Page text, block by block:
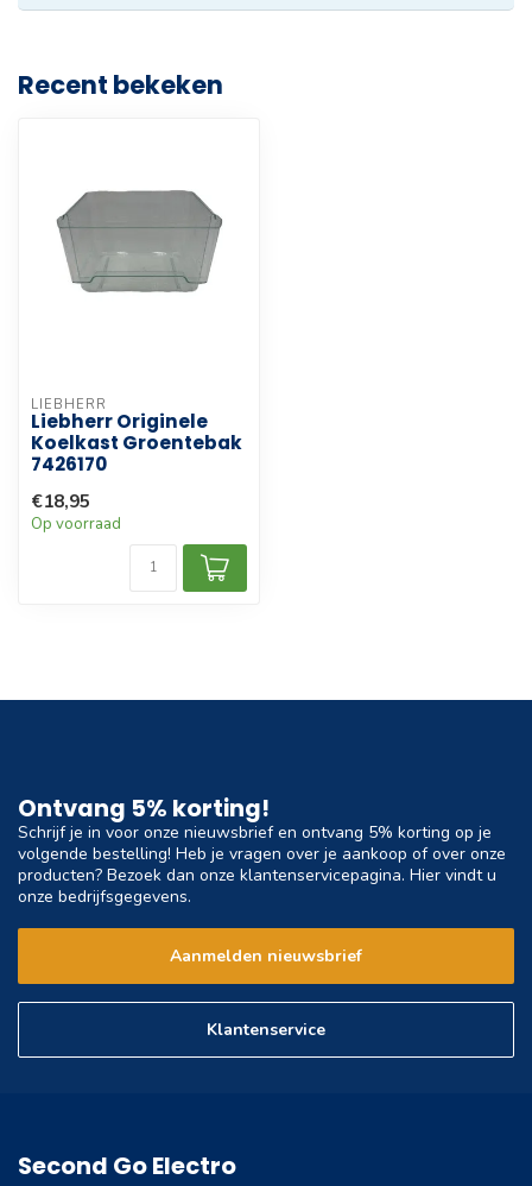
Recent bekeken
LIEBHERR
Liebherr Originele
Koelkast Groentebak
7426170
€18,95
Op voorraad
Ontvang 5% korting!
Schrijf je in voor onze nieuwsbrief en ontvang 5% korting op je
volgende bestelling! Heb je vragen over je aankoop of over onze
producten? Bezoek dan onze klantenservicepagina. Hier vindt u
onze bedrijfsgegevens.
Aanmelden nieuwsbrief
Klantenservice
Second Go Electro